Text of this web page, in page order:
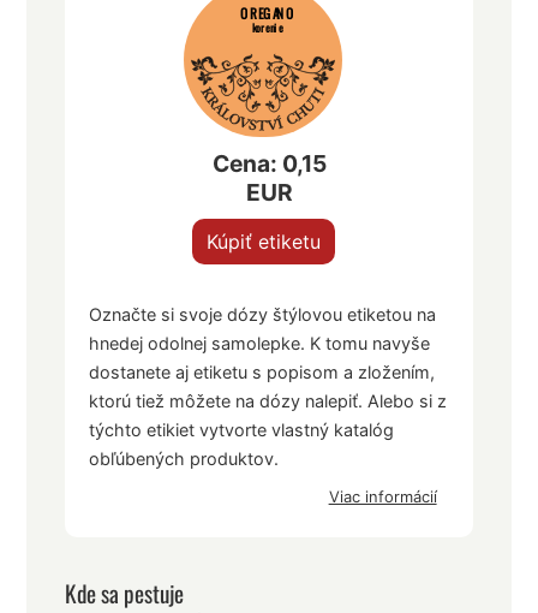
OREGANO
korenie
Cena: 0,15
EUR
Kúpiť etiketu
Označte si svoje dózy štýlovou etiketou na
hnedej odolnej samolepke. K tomu navyše
dostanete aj etiketu s popisom a zložením,
ktorú tiež môžete na dózy nalepiť. Alebo si z
týchto etikiet vytvorte vlastný katalóg
obľúbených produktov.
Viac informácií
Kde sa pestuje